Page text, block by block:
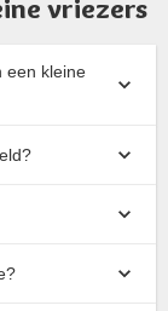
vriezers
een kleine